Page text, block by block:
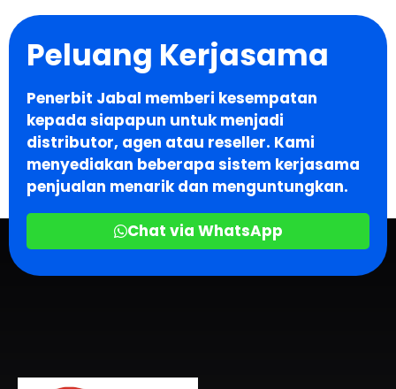
Peluang Kerjasama
Penerbit Jabal memberi kesempatan
kepada siapapun untuk menjadi
distributor, agen atau reseller. Kami
menyediakan beberapa sistem kerjasama
penjualan menarik dan menguntungkan.
Chat via WhatsApp